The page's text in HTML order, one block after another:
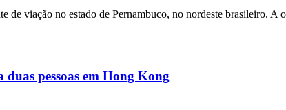
de viação no estado de Pernambuco, no nordeste brasileiro.
pessoas em Hong Kong